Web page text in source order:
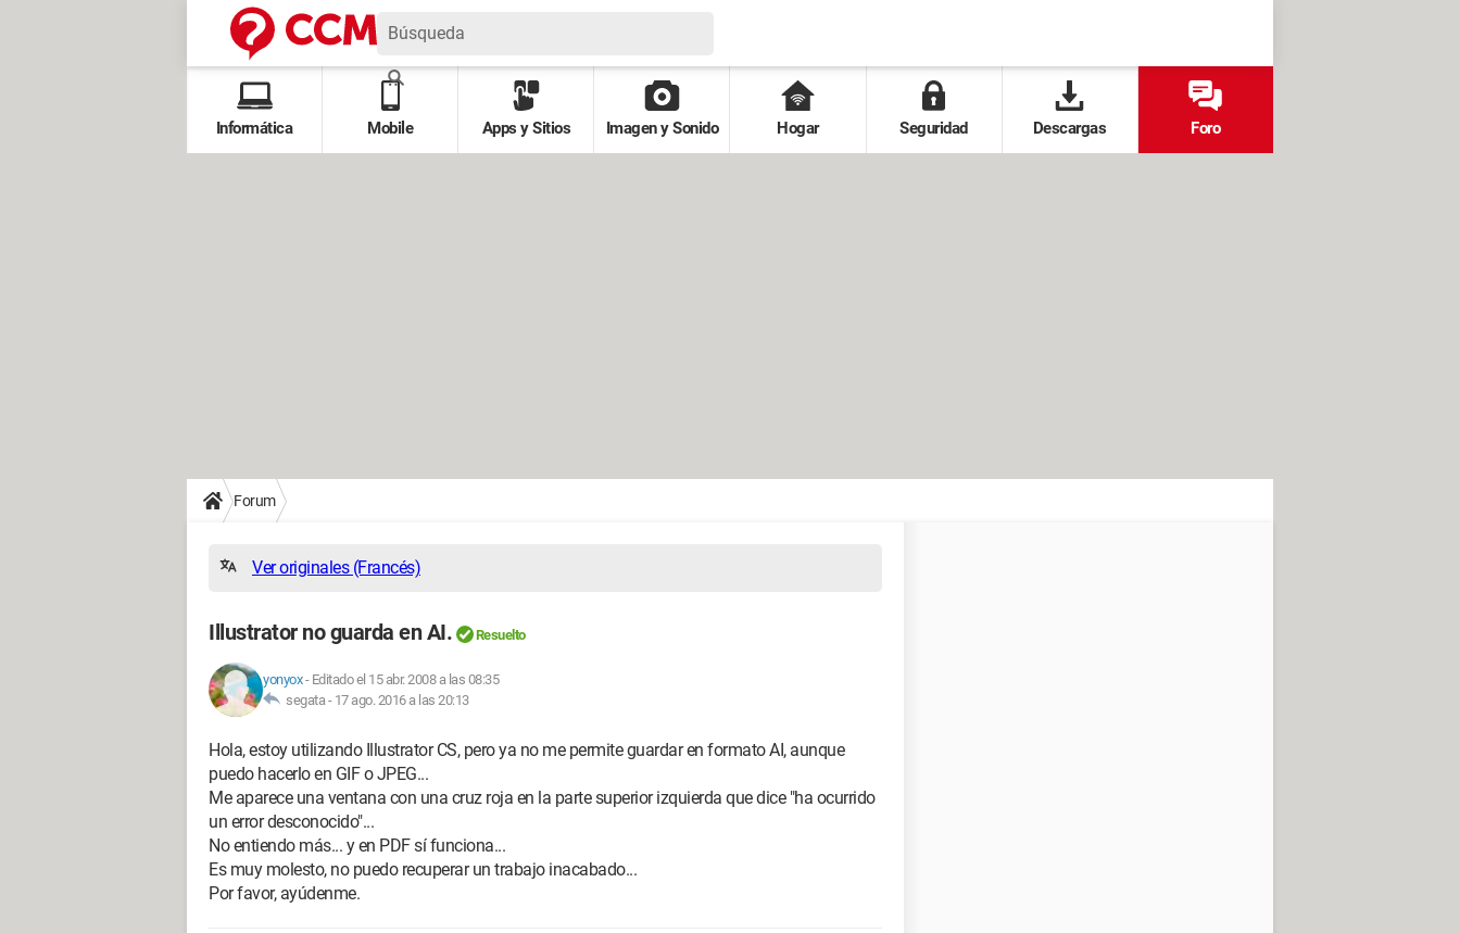
Informática Mobile Apps y Sitios Imagen y Sonido Hogar Seguridad Descargas Foro
Forum
Ver originales (Francés)
Illustrator no guarda en AI. Resuelto
yonyox- Editado el 15 abr. 2008 a las 08:35
segata - 17 ago. 2016 a las 20:13
Hola, estoy utilizando Illustrator CS, pero ya no me permite guardar en formato AI, aunque
puedo hacerlo en GIF o JPEG...
Me aparece una ventana con una cruz roja en la parte superior izquierda que dice "ha ocurrido
un error desconocido"...
No entiendo más... y en PDF sí funciona...
Es muy molesto, no puedo recuperar un trabajo inacabado...
Por favor, ayúdenme.